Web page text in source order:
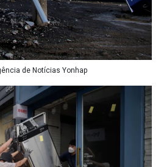
de Notícias Yonhap